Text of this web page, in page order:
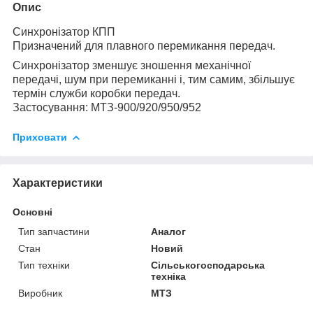
Опис
Синхронізатор КПП
Призначений для плавного перемикання передач.
Синхронізатор зменшує зношення механічної
передачі, шум при перемиканні і, тим самим, збільшує
термін служби коробки передач.
Застосування: МТЗ-900/920/950/952
Приховати
Характеристики
Основні
Тип запчастини
Аналог
Стан
Новий
Тип техніки
Сільськогосподарська
техніка
Виробник
МТЗ